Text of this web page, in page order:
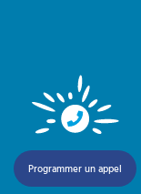
Programmer un appel